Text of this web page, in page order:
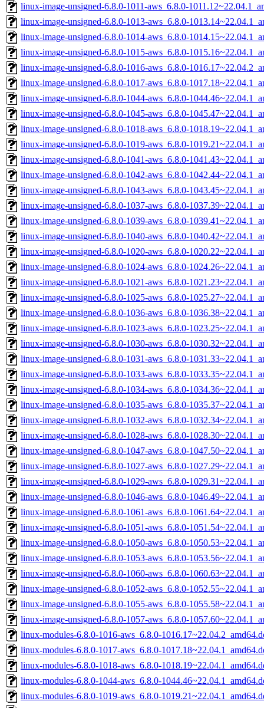
linux-image-unsigned-6.8.0-1011-aws_6.8.0-
linux-image-unsigned-6.8.0-1013-aws_6.8.0-
linux-image-unsigned-6.8.0-1014-aws_6.8.0-
linux-image-unsigned-6.8.0-1015-aws_6.8.0-
linux-image-unsigned-6.8.0-1016-aws_6.8.0-
linux-image-unsigned-6.8.0-1017-aws_6.8.0-
linux-image-unsigned-6.8.0-1044-aws_6.8.0-
linux-image-unsigned-6.8.0-1045-aws_6.8.0-
linux-image-unsigned-6.8.0-1018-aws_6.8.0-
linux-image-unsigned-6.8.0-1019-aws_6.8.0-
linux-image-unsigned-6.8.0-1041-aws_6.8.0-
linux-image-unsigned-6.8.0-1042-aws_6.8.0-
linux-image-unsigned-6.8.0-1043-aws_6.8.0-
linux-image-unsigned-6.8.0-1037-aws_6.8.0-
linux-image-unsigned-6.8.0-1039-aws_6.8.0-
linux-image-unsigned-6.8.0-1040-aws_6.8.0-
linux-image-unsigned-6.8.0-1020-aws_6.8.0-
linux-image-unsigned-6.8.0-1024-aws_6.8.0-
linux-image-unsigned-6.8.0-1021-aws_6.8.0-
linux-image-unsigned-6.8.0-1025-aws_6.8.0-
linux-image-unsigned-6.8.0-1036-aws_6.8.0-
linux-image-unsigned-6.8.0-1023-aws_6.8.0-
linux-image-unsigned-6.8.0-1030-aws_6.8.0-
linux-image-unsigned-6.8.0-1031-aws_6.8.0-
linux-image-unsigned-6.8.0-1033-aws_6.8.0-
linux-image-unsigned-6.8.0-1034-aws_6.8.0-
linux-image-unsigned-6.8.0-1035-aws_6.8.0-
linux-image-unsigned-6.8.0-1032-aws_6.8.0-
linux-image-unsigned-6.8.0-1028-aws_6.8.0-
linux-image-unsigned-6.8.0-1047-aws_6.8.0-
linux-image-unsigned-6.8.0-1027-aws_6.8.0-
linux-image-unsigned-6.8.0-1029-aws_6.8.0-
linux-image-unsigned-6.8.0-1046-aws_6.8.0-
linux-image-unsigned-6.8.0-1061-aws_6.8.0-
linux-image-unsigned-6.8.0-1051-aws_6.8.0-
linux-image-unsigned-6.8.0-1050-aws_6.8.0-
linux-image-unsigned-6.8.0-1053-aws_6.8.0-
linux-image-unsigned-6.8.0-1060-aws_6.8.0-
linux-image-unsigned-6.8.0-1052-aws_6.8.0-
linux-image-unsigned-6.8.0-1055-aws_6.8.0-
linux-image-unsigned-6.8.0-1057-aws_6.8.0-
linux-modules-6.8.0-1016-aws_6.8.0-
linux-modules-6.8.0-1017-aws_6.8.0-
linux-modules-6.8.0-1018-aws_6.8.0-
linux-modules-6.8.0-1044-aws_6.8.0-
linux-modules-6.8.0-1019-aws_6.8.0-